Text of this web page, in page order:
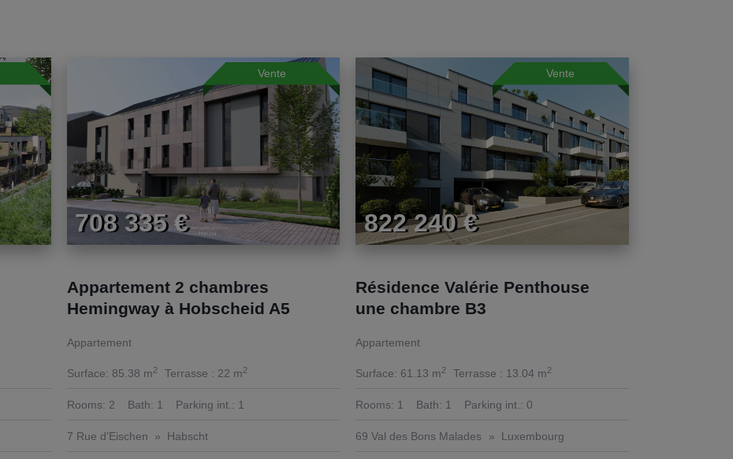
Vente
708 335 €
Appartement 2 chambres
Hemingway à Hobscheid A5
Appartement
Surface: 85.38 m2 Terrasse : 22 m2
Rooms: 2 Bath: 1 Parking int.: 1
7 Rue d'Eischen Habscht
Vente
822 240 €
Résidence Valérie Penthouse
une chambre B3
Appartement
Surface: 61.13 m2 Terrasse : 13.04 m2
Rooms: 1 Bath: 1 Parking int.: 0
69 Val des Bons Malades Luxembourg